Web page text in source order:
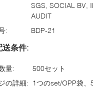
SGS, SOCIAL BV,
AUDIT
:
BDP-21
送条件:
量:
500セット
の詳細: 1つのset/OPP袋、